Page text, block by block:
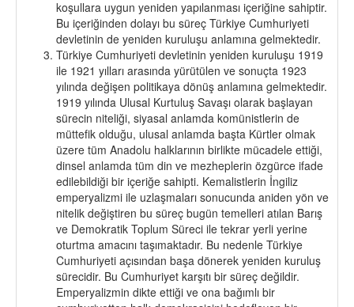
koşullara uygun yeniden yapılanması içeriğine sahiptir.
Bu içeriğinden dolayı bu süreç Türkiye Cumhuriyeti
devletinin de yeniden kuruluşu anlamına gelmektedir.
Türkiye Cumhuriyeti devletinin yeniden kuruluşu 1919
ile 1921 yılları arasında yürütülen ve sonuçta 1923
yılında değişen politikaya dönüş anlamına gelmektedir.
1919 yılında Ulusal Kurtuluş Savaşı olarak başlayan
sürecin niteliği, siyasal anlamda komünistlerin de
müttefik olduğu, ulusal anlamda başta Kürtler olmak
üzere tüm Anadolu halklarının birlikte mücadele ettiği,
dinsel anlamda tüm din ve mezheplerin özgürce ifade
edilebildiği bir içeriğe sahipti. Kemalistlerin İngiliz
emperyalizmi ile uzlaşmaları sonucunda aniden yön ve
nitelik değiştiren bu süreç bugün temelleri atılan Barış
ve Demokratik Toplum Süreci ile tekrar yerli yerine
oturtma amacını taşımaktadır. Bu nedenle Türkiye
Cumhuriyeti açısından başa dönerek yeniden kuruluş
sürecidir. Bu Cumhuriyet karşıtı bir süreç değildir.
Emperyalizmin dikte ettiği ve ona bağımlı bir